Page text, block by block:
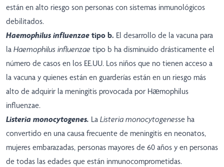
están en alto riesgo son personas con sistemas inmunológicos
debilitados.
Haemophilus influenzae tipo b. El desarrollo de la vacuna para
la Haemophilus influenzae tipo b ha disminuido drásticamente el
número de casos en los EE.UU. Los niños que no tienen acceso a
la vacuna y quienes están en guarderías están en un riesgo más
alto de adquirir la meningitis provocada por Hæmophilus
influenzae.
Listeria monocytogenes. La Listeria monocytogenesse ha
convertido en una causa frecuente de meningitis en neonatos,
mujeres embarazadas, personas mayores de 60 años y en personas
de todas las edades que están inmunocomprometidas.